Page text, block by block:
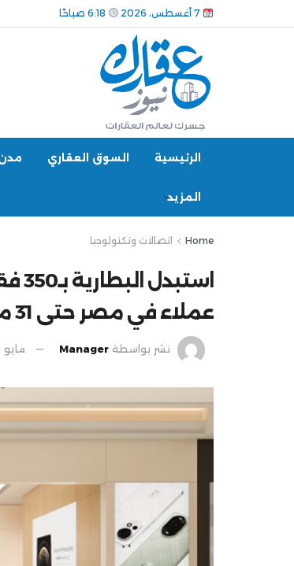
الرئيسية السوق العقاري
المزيد
Home اتصالات وتكنولوجيا
عملاء في مصر حتى 31 مايو
نشر بواسطة Manager مايو 19, 2026